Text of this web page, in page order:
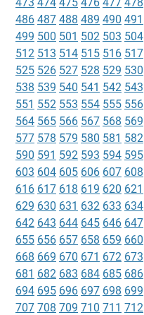
486 487 488 489 490 491
499 500 501 502 503 504
512 513 514 515 516 517
525 526 527 528 529 530
538 539 540 541 542 543
551 552 553 554 555 556
564 565 566 567 568 569
577 578 579 580 581 582
590 591 592 593 594 595
603 604 605 606 607 608
616 617 618 619 620 621
629 630 631 632 633 634
642 643 644 645 646 647
655 656 657 658 659 660
668 669 670 671 672 673
681 682 683 684 685 686
694 695 696 697 698 699
707 708 709 710 711 712